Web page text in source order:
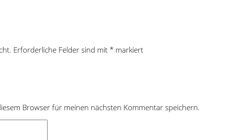
Erforderliche Felder sind mit * markiert
Browser für meinen nächsten Kommentar speichern.